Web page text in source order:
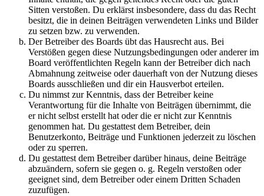
Sitten verstoßen. Du erklärst insbesondere, dass du das Recht
besitzt, die in deinen Beiträgen verwendeten Links und Bilder
zu setzen bzw. zu verwenden.
Der Betreiber des Boards übt das Hausrecht aus. Bei
Verstößen gegen diese Nutzungsbedingungen oder anderer im
Board veröffentlichten Regeln kann der Betreiber dich nach
Abmahnung zeitweise oder dauerhaft von der Nutzung dieses
Boards ausschließen und dir ein Hausverbot erteilen.
Du nimmst zur Kenntnis, dass der Betreiber keine
Verantwortung für die Inhalte von Beiträgen übernimmt, die
er nicht selbst erstellt hat oder die er nicht zur Kenntnis
genommen hat. Du gestattest dem Betreiber, dein
Benutzerkonto, Beiträge und Funktionen jederzeit zu löschen
oder zu sperren.
Du gestattest dem Betreiber darüber hinaus, deine Beiträge
abzuändern, sofern sie gegen o. g. Regeln verstoßen oder
geeignet sind, dem Betreiber oder einem Dritten Schaden
zuzufügen.